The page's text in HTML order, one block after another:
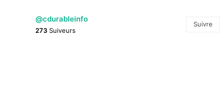
@cdurableinfo
273 Suiveurs
Suivre